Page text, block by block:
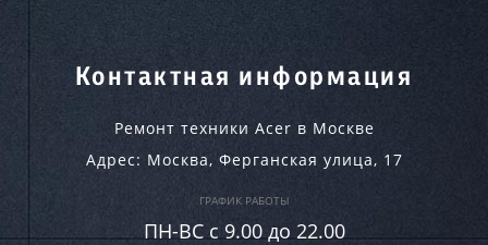
Контактная информация
Ремонт техники Acer в Москве
Адрес: Москва, Ферганская улица, 17
ГРАФИК РАБОТЫ
ПН-ВC c 9.00 до 22.00